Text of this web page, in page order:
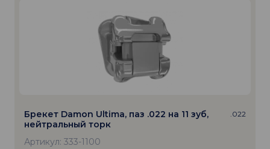
Брекет Damon Ultima, паз .022 на 11 зуб,
нейтральный торк
.022
Артикул: 333-1100